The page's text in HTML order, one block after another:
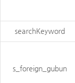
searchKeyword
s_foreign_gubun